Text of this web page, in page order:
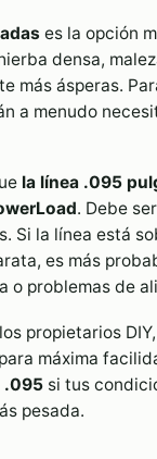
es la opción
densa,
más ásperas.
a menudo
la línea .095
. Debe
Si la línea está
es más
o problemas de
propietarios
para máxima
.095 si tus
pesada.